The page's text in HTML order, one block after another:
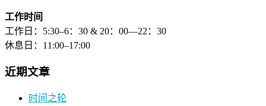
工作时间
工作日：5:30–6：30 & 20：00—22：30
休息日：11:00–17:00
近期文章
时间之轮